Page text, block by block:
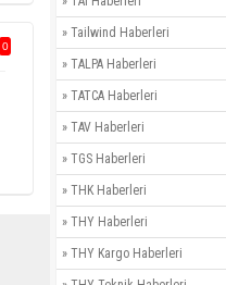
0
» Tailwind Haberleri
» TALPA Haberleri
» TATCA Haberleri
» TAV Haberleri
» TGS Haberleri
» THK Haberleri
» THY Haberleri
» THY Kargo Haberleri